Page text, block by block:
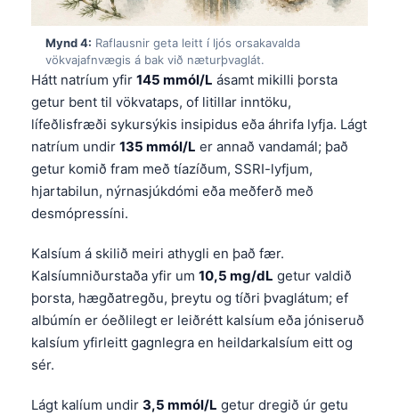
Mynd 4: Raflausnir geta leitt í ljós orsakavalda
vökvajafnvægis á bak við næturþvaglát.
Hátt natríum yfir 145 mmól/L ásamt mikilli þorsta
getur bent til vökvataps, of litillar inntöku,
lífeðlisfræði sykursýkis insipidus eða áhrifa lyfja. Lágt
natríum undir 135 mmól/L er annað vandamál; það
getur komið fram með tíazíðum, SSRI-lyfjum,
hjartabilun, nýrnasjúkdómi eða meðferð með
desmópressíni.
Kalsíum á skilið meiri athygli en það fær.
Kalsíumniðurstaða yfir um 10,5 mg/dL getur valdið
þorsta, hægðatregðu, þreytu og tíðri þvaglátum; ef
albúmín er óeðlilegt er leiðrétt kalsíum eða jóniseruð
kalsíum yfirleitt gagnlegra en heildarkalsíum eitt og
sér.
Lágt kalíum undir 3,5 mmól/L getur dregið úr getu